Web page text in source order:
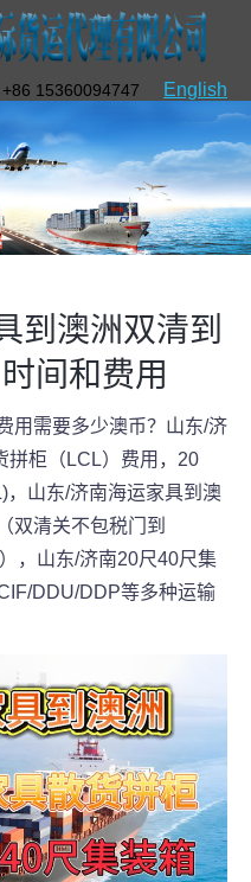
+86 15360094747 English
到澳洲双清到
间和费用
用需要多少澳币？山东/济
拼柜（LCL）费用，20
，山东/济南海运家具到澳
双清关不包税门到
，山东/济南20尺40尺集
DDU/DDP等多种运输